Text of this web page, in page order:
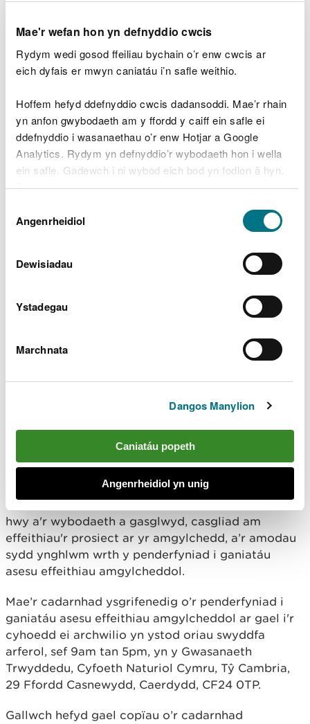
Mae'r wefan hon yn defnyddio cwcis
Rydym wedi gosod ffeiliau bychain o’r enw cwcis ar
eich dyfais er mwyn caniatáu i’n safle weithio.
Hoffem hefyd ddefnyddio cwcis dadansoddi. Mae’r rhain
yn anfon gwybodaeth am y ffordd y caiff ein safle ei
ddefnyddio i wasanaethau o’r enw Hotjar a Google
Analytics. Rydym yn defnyddio’r wybodaeth hon i wella
ein safle. Gadewch i ni wybod eich bod yn fodlon â hyn.
Byddwn yn defnyddio cwci i gadw eich dewis.
Gellirdarllen mwy am ein cwcis cyn i chi ddewis.
Caniatâd
Angenrheidiol
Dewisiadau
Ystadegau
Marchnata
Dangos Manylion
Caniatáu popeth
Angenrheidiol yn unig
DEDDF Y MÔR A MYNEDIAD I'R ARFORDIR 2009
RHEOLIADAU GWAITH MOROL (ASESU
EFFEITHIAU AMGYLCHEDDOL) 2007
HYSBYSIAD O BENDERFYNIAD CANIATÂD ASESU
EFFEITHIAU AMGYLCHEDDOL
CML2152 CYNLLUN AMDDIFFYN ARFORDIROL
CANOL Y RHYL
Rhoddir hysbysiad trwy hyn fod Cyfoeth Naturiol
Cymru wedi cynnal asesiad o’r effeithiau
amgylcheddol dan Reoliadau Gwaith Morol (Asesu
Effeithiau Amgylcheddol) 2007 fel y’u diwygiwyd
mewn perthynas â Chynllun Amddiffyn Arfordirol
Canol Y Rhyl. Yn unol â Rheoliad 22 y Rheoliadau
Naturiol Cymru wedi penderfynu rhoi
amgylcheddol y prosiect yn amodol ar osod
amodau.
ganiatáu asesu effeithiau amgylcheddol ar gael i'r
Cyfoeth Naturiol Cymru. Mae'r cadarnhad
ysgrifenedig yn cynnwys y prif resymau ac
ystyriaethau yr oedd y penderfyniad caniatâd
asesu effeithiau amgylcheddol yn seiliedig arnynt,
crynodeb o'r ymgynghoriadau yr ymgymerwyd â
hwy a'r wybodaeth a gasglwyd, casgliad am
effeithiau'r prosiect ar yr amgylchedd, a’r amodau
sydd ynghlwm wrth y penderfyniad i ganiatáu
asesu effeithiau amgylcheddol.
Mae’r cadarnhad ysgrifenedig o’r penderfyniad i
ganiatáu asesu effeithiau amgylcheddol ar gael i'r
cyhoedd ei archwilio yn ystod oriau swyddfa
arferol, sef 9am tan 5pm, yn y Gwasanaeth
Trwyddedu, Cyfoeth Naturiol Cymru, Tŷ Cambria,
29 Ffordd Casnewydd, Caerdydd, CF24 0TP.
Gallwch hefyd gael copïau o’r cadarnhad